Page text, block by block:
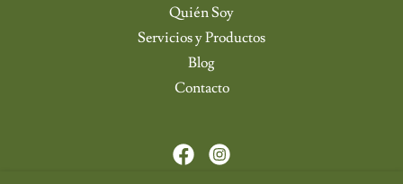
Quién Soy
Servicios y Productos
Blog
Contacto